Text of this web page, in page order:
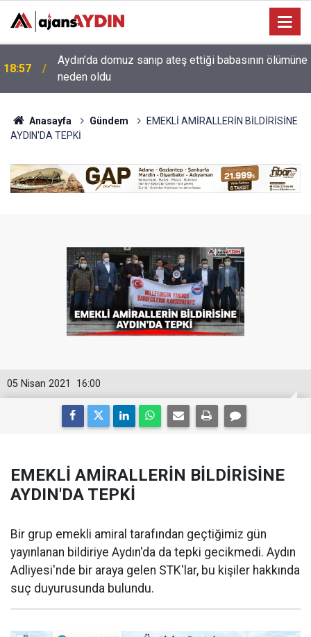
18:13 Yeni Parti'nin Aydın kurucu yönetimi belli oldu
Anasayfa Gündem
EMEKLİ AMİRALLERİN BİLDİRİSİNE
AYDIN'DA TEPKİ
16:00
05 Nisan 2021
EMEKLİ AMİRALLERİN BİLDİRİSİNE
AYDIN'DA TEPKİ
Bir grup emekli amiral tarafından geçtiğimiz gün
yayınlanan bildiriye Aydın'da da tepki gecikmedi. Aydın
Adliyesi'nde bir araya gelen STK'lar, bu kişiler hakkında
suç duyurusunda bulundu.